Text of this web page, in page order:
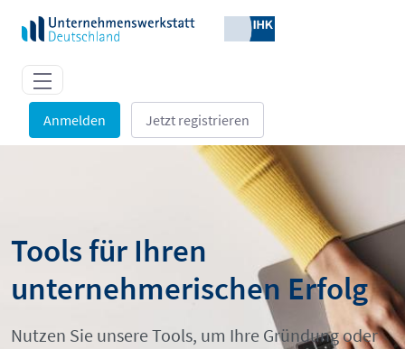
Zum Hauptinhalt springen
Anmelden Jetzt registrieren
Tools - Unternehmenswerkstatt
Tools für Ihren
unternehmerischen Erfolg
Nutzen Sie unsere Tools, um Ihre Gründung oder